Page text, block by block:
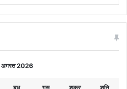
अगस्त 2026